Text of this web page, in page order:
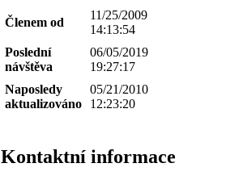
Členem od
11/25/2009
14:13:54
Poslední
návštěva
06/05/2019
19:27:17
Naposledy
aktualizováno
05/21/2010
12:23:20
Kontaktní informace